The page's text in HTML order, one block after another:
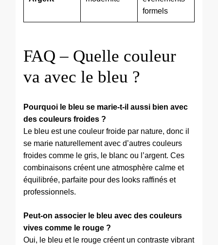
formels
FAQ – Quelle couleur
va avec le bleu ?
Pourquoi le bleu se marie-t-il aussi bien avec
des couleurs froides ?
Le bleu est une couleur froide par nature, donc il
se marie naturellement avec d’autres couleurs
froides comme le gris, le blanc ou l’argent. Ces
combinaisons créent une atmosphère calme et
équilibrée, parfaite pour des looks raffinés et
professionnels.
Peut-on associer le bleu avec des couleurs
vives comme le rouge ?
Oui, le bleu et le rouge créent un contraste vibrant